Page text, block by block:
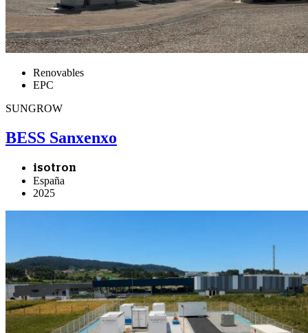
Renovables
EPC
SUNGROW
BESS Sanxenxo
isotron
España
2025